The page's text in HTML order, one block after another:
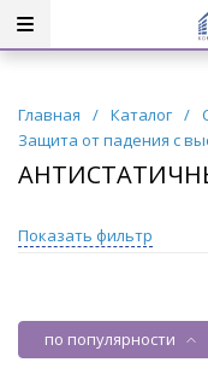
Главная / Каталог /
Защита от падения с
Показать фильтр
по популярности